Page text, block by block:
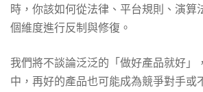
使
用
時，你該如何從法律、平台規則、演算
個維度進行反制與修復。
我們將不談論泛泛的「做好產品就好」
中，再好的產品也可能成為競爭對手或